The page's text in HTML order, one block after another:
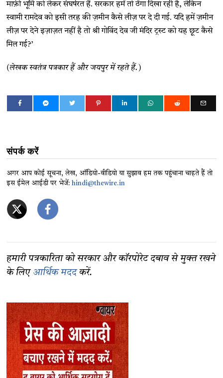
माफ़ी भूमि को लेकर संघर्षरत हैं. सरकार हमें तो ठेंगा दिखा रही है, लेकिन
स्वामी रामदेव को इसी तरह की ज़मीन कैसे लीज़ पर दे दी गई. यदि हमें ज़मीन
लीज़ पर देने इज़ाज़त नहीं है तो श्री गोविंद देव जी मंदिर ट्रस्ट को यह छूट कैसे
मिल गई?’
(लेखक स्वतंत्र पत्रकार हैं और जयपुर में रहते हैं.)
संपर्क करें
अगर आप कोई सूचना, लेख, ऑडियो-वीडियो या सुझाव हम तक पहुंचाना चाहते हैं तो
इस ईमेल आईडी पर भेजें:hindi@thewire.in
हमारी पत्रकारिता को सरकार और कॉरपोरेट दबाव से मुक्त रखने
के लिए आर्थिक मददकरें.